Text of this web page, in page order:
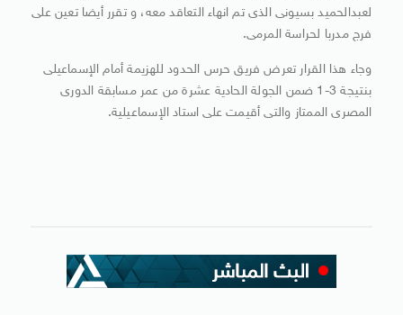
لعبدالحميد بسيونى الذى تم انهاء التعاقد معه، و تقرر أيضا تعين على
فرج مدربا لحراسة المرمى.
وجاء هذا القرار تعرض فريق حرس الحدود للهزيمة أمام الإسماعيلى
بنتيجة 3-1 ضمن الجولة الحادية عشرة من عمر مسابقة الدورى
المصرى الممتاز والتى أقيمت على استاد الإسماعيلية.